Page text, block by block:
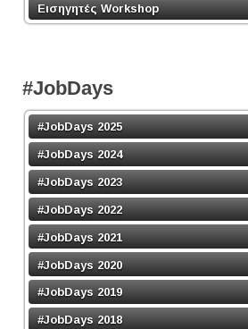
Εισηγητές Workshop
#JobDays
#JobDays 2025
#JobDays 2024
#JobDays 2023
#JobDays 2022
#JobDays 2021
#JobDays 2020
#JobDays 2019
#JobDays 2018